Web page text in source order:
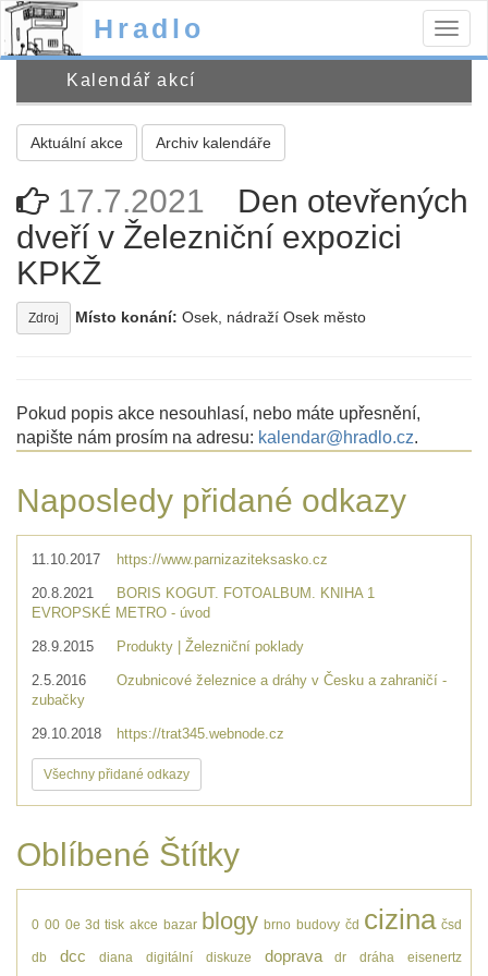
Hradlo
Kalendář akcí
Aktuální akce Archiv kalendáře
17.7.2021
Den otevřených
dveří v Železniční expozici
KPKŽ
Zdroj Místo konání: Osek, nádraží Osek město
Pokud popis akce nesouhlasí, nebo máte upřesnění,
napište nám prosím na adresu: kalendar@hradlo.cz.
Naposledy přidané odkazy
11.10.2017 https://www.parnizaziteksasko.cz
20.8.2021
BORIS KOGUT. FOTOALBUM. KNIHA 1
EVROPSKÉ METRO - úvod
28.9.2015 Produkty | Železniční poklady
2.5.2016
Ozubnicové železnice a dráhy v Česku a zahraničí -
zubačky
29.10.2018 https://trat345.webnode.cz
Všechny přidané odkazy
Oblíbené Štítky
0 00 0e 3d tisk akce bazar blogy brno budovy čd cizina čsd
db dcc diana digitální diskuze doprava dr dráha eisenertz